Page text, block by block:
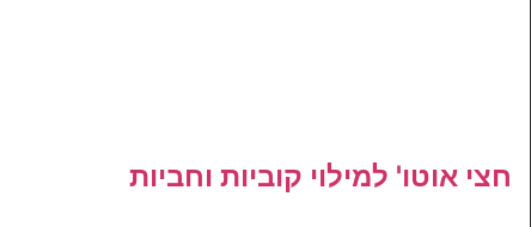
חצי אוטו' למילוי קוביות וחביות